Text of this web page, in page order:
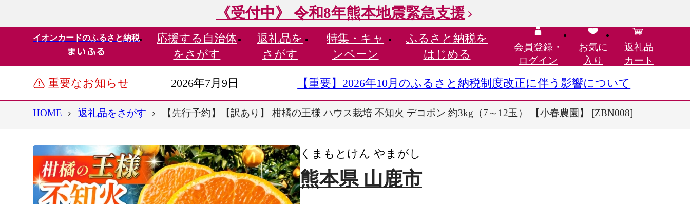
《受付中》 令和8年熊本地震緊急支援
イオンカードのふるさと納税 応援する 自治体
をさがす
返礼品を
さがす
特集・ キャ
ンペーン
ふるさと納税を
はじめる
会員登録・
ログイン
お気に
入り
返礼品
カート
重要なお知らせ 2026年7月9日 【重要】2026年10月のふるさと納税制度改正に伴う影響について
HOME 返礼品をさがす 【先行予約】【訳あり】 柑橘の王様 ハウス栽培 不知火 デコポン 約3kg（7～12玉） 【小春農園】 [ZBN008]
くまもとけん やまがし
熊本県 山鹿市